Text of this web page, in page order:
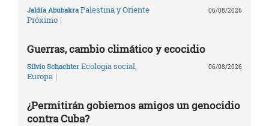
Jaldía Abubakra Palestina y Oriente
Próximo |
06/08/2026
Guerras, cambio climático y ecocidio
Silvio Schachter Ecología social,
Europa |
06/08/2026
¿Permitirán gobiernos amigos un genocidio
contra Cuba?